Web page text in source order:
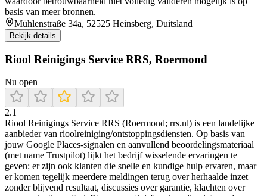
basis van meer bronnen.
Mühlenstraße 34a, 52525 Heinsberg, Duitsland
Bekijk details
Riool Reinigings Service RRS, Roermond
Nu open
2.1
Riool Reinigings Service RRS (Roermond; rrs.nl) is een landelijke
aanbieder van rioolreiniging/ontstoppingsdiensten. Op basis van
jouw Google Places-signalen en aanvullend beoordelingsmateriaal
(met name Trustpilot) lijkt het bedrijf wisselende ervaringen te
geven: er zijn ook klanten die snelle en kundige hulp ervaren, maar
er komen tegelijk meerdere meldingen terug over herhaalde inzet
zonder blijvend resultaat, discussies over garantie, klachten over